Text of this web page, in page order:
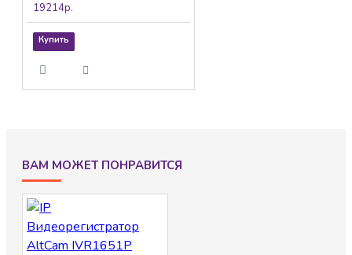
19214р.
Купить
ВАМ МОЖЕТ ПОНРАВИТСЯ